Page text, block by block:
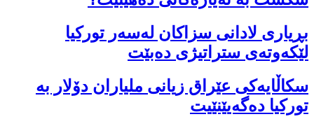
بڕیاری لادانی سزاكان لەسەر توركیا
لێكەوتەی ستراتیژی دەبێت
سکاڵایەکی عێراق زیانی ملیاران دۆلار بە
تورکیا دەگەیێنێیت